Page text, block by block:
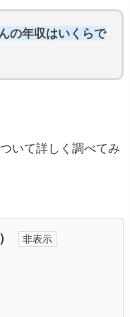
の年収はいくらで
いて詳しく調べてみ